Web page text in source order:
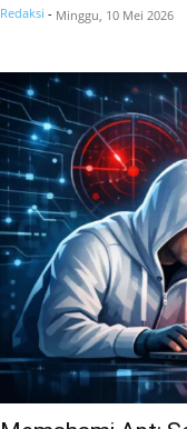
Redaksi - Minggu, 10 Mei 2026